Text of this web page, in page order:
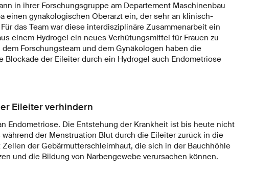
in ihrer Forschungsgruppe am Departement Maschinenbau
einen gynäkologischen Oberarzt ein, der sehr an klinisch-
das Team war diese interdisziplinäre Zusammenarbeit ein
einem Hydrogel ein neues Verhütungsmittel für Frauen zu
Forschungsteam und dem Gynäkologen haben die
Blockade der Eileiter durch ein Hydrogel auch Endometriose
Eileiter verhindern
Endometriose. Die Entstehung der Krankheit ist bis heute nicht
der Menstruation Blut durch die Eileiter zurück in die
der Gebärmutterschleimhaut, die sich in der Bauchhöhle
und die Bildung von Narbengewebe verursachen können.